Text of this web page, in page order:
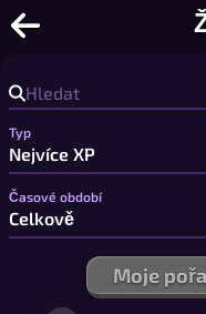
Sudoku Online
Typ
Časové období
Moje